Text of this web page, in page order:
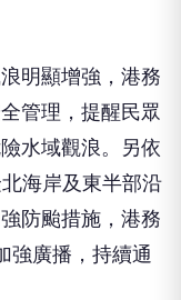
明顯增強，港務
管理，提醒民眾
水域觀浪。另依
海岸及東半部沿
防颱措施，港務
強廣播，持續通